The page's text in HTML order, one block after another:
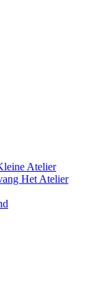
Atelier
Het Atelier